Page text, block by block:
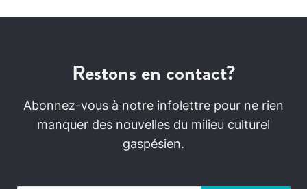
Restons en contact?
Abonnez-vous à notre infolettre pour ne rien
manquer des nouvelles du milieu culturel
gaspésien.